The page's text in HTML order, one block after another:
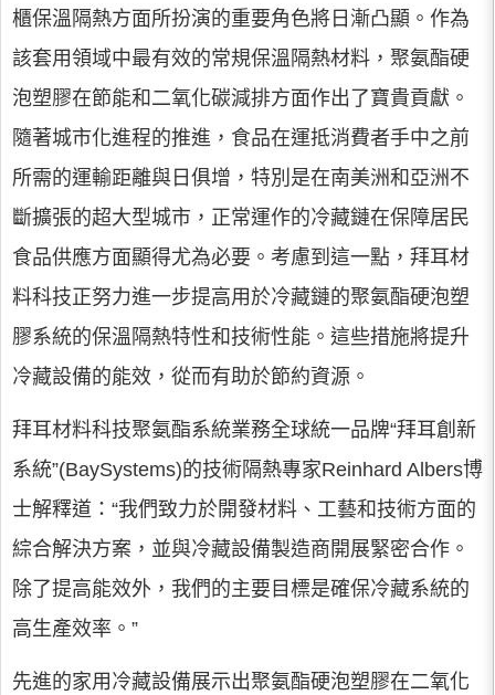
櫃保溫隔熱方面所扮演的重要角色將日漸凸顯。作為
該套用領域中最有效的常規保溫隔熱材料，聚氨酯硬
泡塑膠在節能和二氧化碳減排方面作出了寶貴貢獻。
隨著城市化進程的推進，食品在運抵消費者手中之前
所需的運輸距離與日俱增，特別是在南美洲和亞洲不
斷擴張的超大型城市，正常運作的冷藏鏈在保障居民
食品供應方面顯得尤為必要。考慮到這一點，拜耳材
料科技正努力進一步提高用於冷藏鏈的聚氨酯硬泡塑
膠系統的保溫隔熱特性和技術性能。這些措施將提升
冷藏設備的能效，從而有助於節約資源。
拜耳材料科技聚氨酯系統業務全球統一品牌“拜耳創新
系統”(BaySystems)的技術隔熱專家Reinhard Albers博
士解釋道：“我們致力於開發材料、工藝和技術方面的
綜合解決方案，並與冷藏設備製造商開展緊密合作。
除了提高能效外，我們的主要目標是確保冷藏系統的
高生產效率。”
先進的家用冷藏設備展示出聚氨酯硬泡塑膠在二氧化